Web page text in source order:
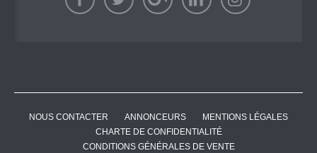
NOUS CONTACTER ANNONCEURS
MENTIONS LÉGALES
CHARTE DE CONFIDENTIALITÉ
CONDITIONS GÉNÉRALES DE VENTE